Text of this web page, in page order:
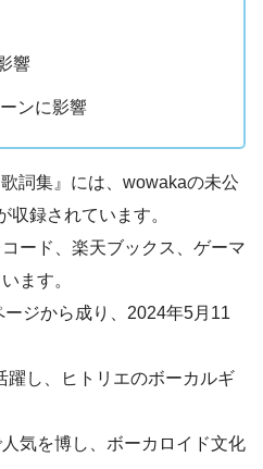
響
ンに影響
詞集』には、wowakaの未公
収録されています。
ード、楽天ブックス、ゲーマ
ます。
ジから成り、2024年5月11
し、ヒトリエのボーカルギ
気を博し、ボーカロイド文化